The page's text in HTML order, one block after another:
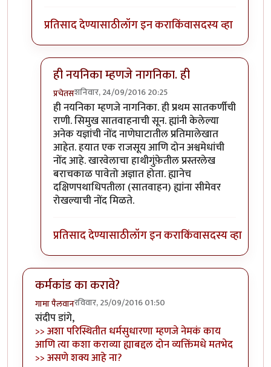
प्रतिसाद देण्यासाठीलॉग इन कराकिंवासदस्य व्हा
ही नयनिका म्हणजे नागनिका. ही
प्रचेतसशनिवार, 24/09/2016 20:25
In reply toकलिवर्ज्य चा वापर करुन जुने नियम बदलवले
ही नयनिका म्हणजे नागनिका. ही प्रथम सातकर्णीची
राणी. सिमुख सातवाहनाची सून. ह्यांनी केलेल्या
अनेक यज्ञांची नोंद नाणेघाटातील प्रतिमालेखात
आहेत. हयात एक राजसूय आणि दोन अश्वमेधांची
नोंद आहे. खारवेलाचा हाथीगुंफ़ेतील प्रस्तरलेख
बराचकाळ पावेतो अज्ञात होता. ह्यानेच
दक्षिणपथाधिपतीला (सातवाहन) ह्यांना सीमेवर
रोखल्याची नोंद मिळते.
प्रतिसाद देण्यासाठीलॉग इन कराकिंवासदस्य व्हा
कर्मकांड का करावे?
गामा पैलवानरविवार, 25/09/2016 01:50
संदीप डांगे,
>> अशा परिस्थितीत धर्मसुधारणा म्हणजे नेमकं काय
आणि त्या कशा कराव्या ह्याबद्दल दोन व्यक्तिंमधे मतभेद
>> असणे शक्य आहे ना?